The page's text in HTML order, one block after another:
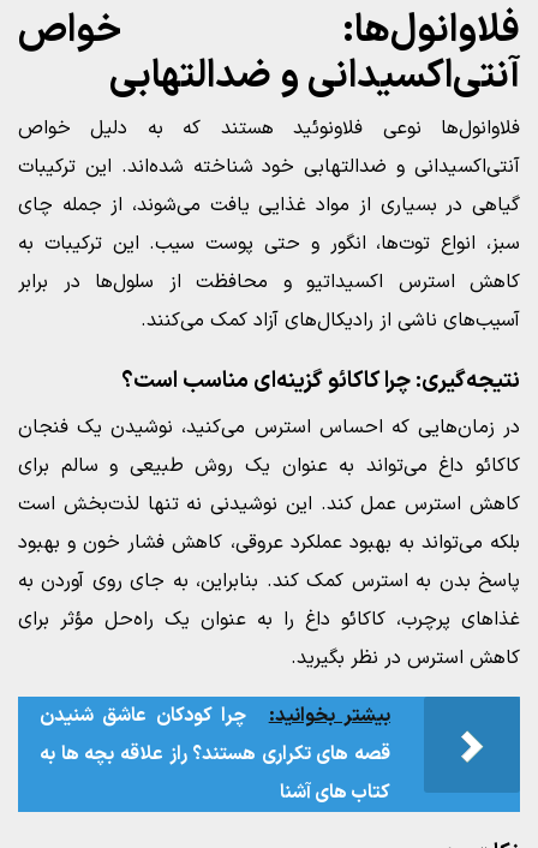
فلاوانول‌ها: خواص
آنتی‌اکسیدانی و ضدالتهابی
فلاوانول‌ها نوعی فلاونوئید هستند که به دلیل خواص
آنتی‌اکسیدانی و ضدالتهابی خود شناخته شده‌اند. این ترکیبات
گیاهی در بسیاری از مواد غذایی یافت می‌شوند، از جمله چای
سبز، انواع توت‌ها، انگور و حتی پوست سیب. این ترکیبات به
کاهش استرس اکسیداتیو و محافظت از سلول‌ها در برابر
آسیب‌های ناشی از رادیکال‌های آزاد کمک می‌کنند.
نتیجه‌گیری: چرا کاکائو گزینه‌ای مناسب است؟
در زمان‌هایی که احساس استرس می‌کنید، نوشیدن یک فنجان
کاکائو داغ می‌تواند به عنوان یک روش طبیعی و سالم برای
کاهش استرس عمل کند. این نوشیدنی نه تنها لذت‌بخش است
بلکه می‌تواند به بهبود عملکرد عروقی، کاهش فشار خون و بهبود
پاسخ بدن به استرس کمک کند. بنابراین، به جای روی آوردن به
غذاهای پرچرب، کاکائو داغ را به عنوان یک راه‌حل مؤثر برای
کاهش استرس در نظر بگیرید.
بیشتر بخوانید:
چرا کودکان عاشق شنیدن
قصه های تکراری هستند؟ راز علاقه بچه ها به
کتاب های آشنا